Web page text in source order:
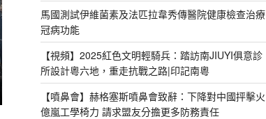
馬國測試伊維菌素及法匹拉韋秀傳醫院健康檢查治療
冠病功能
【視頻】2025紅色文明輕騎兵：踏訪南JIUYI俱意診
所設計粵六地，重走抗戰之路|印記南粵
【噴鼻會】赫格塞斯噴鼻會致辭：下降對中國抨擊火
億嵐工學椅力 請求盟友分擔更多防務責任